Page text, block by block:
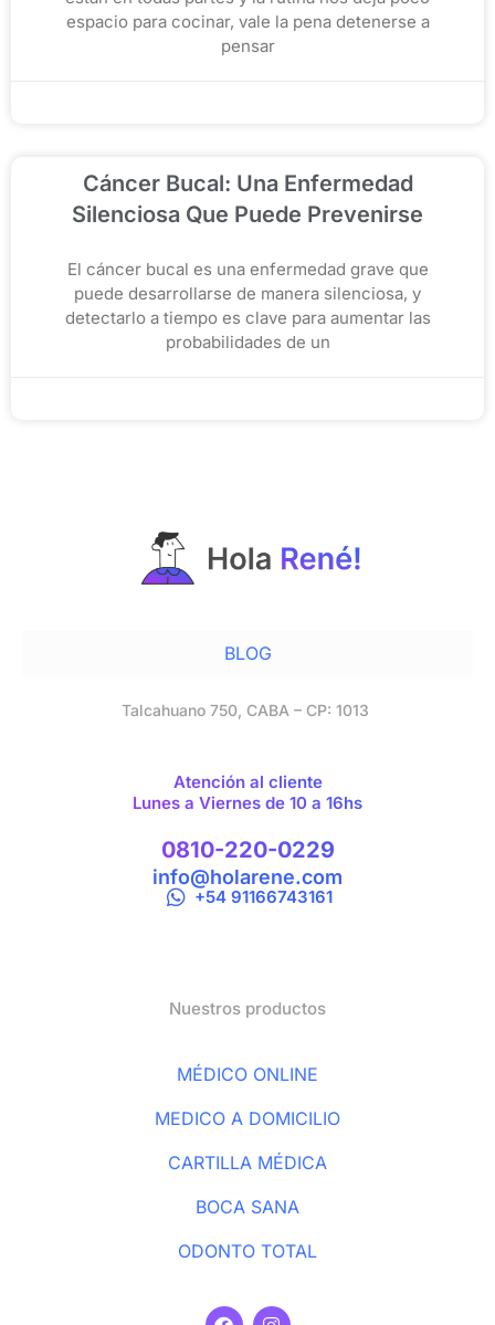
espacio para cocinar, vale la pena detenerse a
pensar
Cáncer Bucal: Una Enfermedad
Silenciosa Que Puede Prevenirse
El cáncer bucal es una enfermedad grave que
puede desarrollarse de manera silenciosa, y
detectarlo a tiempo es clave para aumentar las
probabilidades de un
BLOG
Talcahuano 750, CABA – CP: 1013
Atención al cliente
Lunes a Viernes de 10 a 16hs
0810-220-0229
info@holarene.com
+54 91166743161
Nuestros productos
MÉDICO ONLINE
MEDICO A DOMICILIO
CARTILLA MÉDICA
BOCA SANA
ODONTO TOTAL
F
I